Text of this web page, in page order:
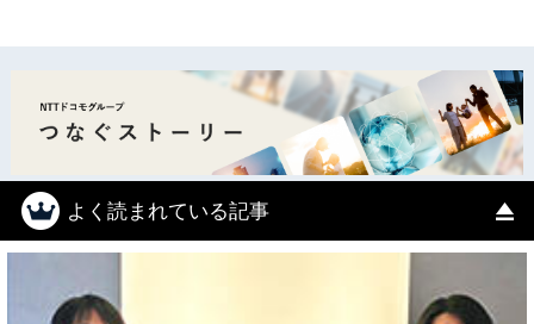
よく読まれている記事